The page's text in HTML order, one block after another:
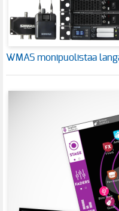
WMAS monipuolistaa